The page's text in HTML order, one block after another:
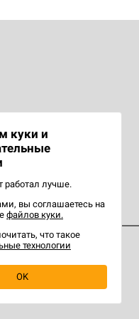
куки и
работал лучше.
вы соглашаетесь на
файлов куки.
что такое
технологии
OK